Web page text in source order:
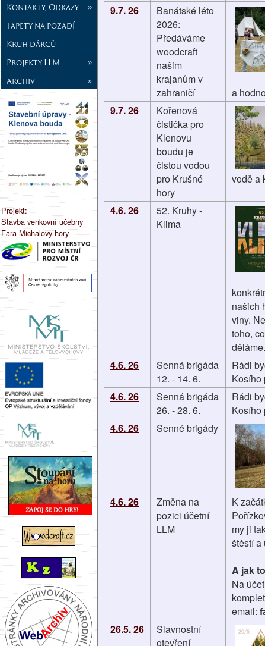
Kontakty, Odkazy
»
Tapety na pozadí
Kruh dárců
Projekty LLM
»
Archiv
»
Projekt:
Stavba venkovní učebny
Fara Michalovy hory
9.7. 26
Banátské léto
2026:
Předáváme
woodcraft
našim
krajanům v
zahraničí
a
9.7. 26
Kořenová
čistička pro
Klenovu
boudu je
čistou vodou
pro Krušné
hory
vodě a
4.6. 26
52. Kruhy -
Klima
našich
viny.
toho,
děláme.
4.6. 26
Senná brigáda
12. - 14. 6.
Rádi
Kosího
4.6. 26
Senná brigáda
26. - 28. 6.
Rádi
Kosího
4.6. 26
Senné brigády
4.6. 26
Změna na
pozici účetní
LLM
K
my ji
štěstí a
A jak
Na
email:
26.5. 26
Slavnostní
otevření